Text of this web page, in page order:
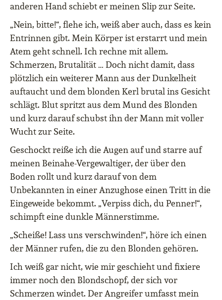
anderen Hand schiebt er meinen Slip zur Seite.
„Nein, bitte!“, flehe ich, weiß aber auch, dass es kein
Entrinnen gibt. Mein Körper ist erstarrt und mein
Atem geht schnell. Ich rechne mit allem.
Schmerzen, Brutalität … Doch nicht damit, dass
plötzlich ein weiterer Mann aus der Dunkelheit
auftaucht und dem blonden Kerl brutal ins Gesicht
schlägt. Blut spritzt aus dem Mund des Blonden
und kurz darauf schubst ihn der Mann mit voller
Wucht zur Seite.
Geschockt reiße ich die Augen auf und starre auf
meinen Beinahe-Vergewaltiger, der über den
Boden rollt und kurz darauf von dem
Unbekannten in einer Anzughose einen Tritt in die
Eingeweide bekommt. „Verpiss dich, du Penner!“,
schimpft eine dunkle Männerstimme.
„Scheiße! Lass uns verschwinden!“, höre ich einen
der Männer rufen, die zu den Blonden gehören.
Ich weiß gar nicht, wie mir geschieht und fixiere
immer noch den Blondschopf, der sich vor
Schmerzen windet. Der Angreifer umfasst mein